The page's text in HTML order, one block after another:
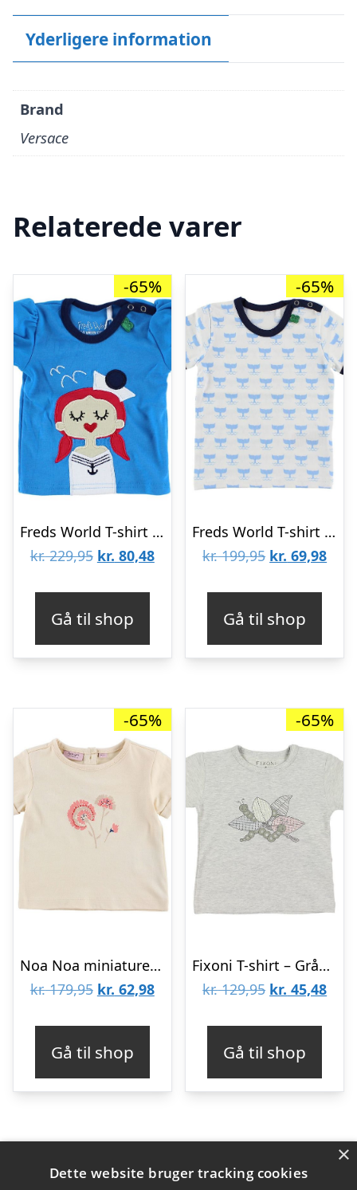
Yderligere information
Brand
Versace
Relaterede varer
-65%
Freds World T-shirt – Lyseblå m. Matrospige
kr.229,95 Den
var:
kr. 229,95.
kr. 80,48Den
kr. 80,48.
Gå til shop
-65%
Freds World T-shirt – Hvid m. Hvaler
kr.199,95 Den
var:
kr. 199,95.
kr. 69,98Den
kr.
Gå til shop
-65%
Noa Noa miniature T-shirt – Creme m. Blomster
kr.179,95 Den
var:
kr. 179,95.
kr. 62,98Den
kr. 62,98.
Gå til shop
-65%
Fixoni T-shirt – Gråmeleret m. Print
kr.129,95 Den
var:
kr. 129,95.
kr. 45,48Den
kr.
Gå til shop
Varekategorier
×
Dette website bruger tracking cookies